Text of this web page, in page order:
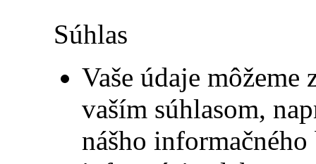
Súhlas
Vaše údaje
vaším súhlasom,
nášho